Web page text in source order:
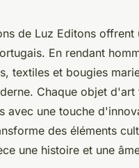
de
de Luz Editons
En rendant
textiles et bougies
Chaque objet
avec une touche
des éléments
une histoire et une